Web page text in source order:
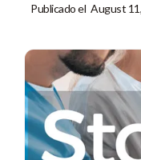
Publicado el August